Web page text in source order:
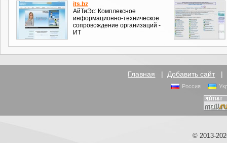
its.bz
АйТиЭс: Комплексное
информационно-техническое
сопровождение организаций -
ИТ
Главная | Добавить сайт |
Россия
© 2013-